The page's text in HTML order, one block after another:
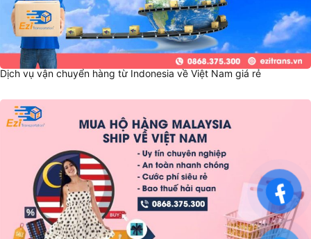
Dịch vụ vận chuyển hàng từ Indonesia về Việt Nam giá rẻ